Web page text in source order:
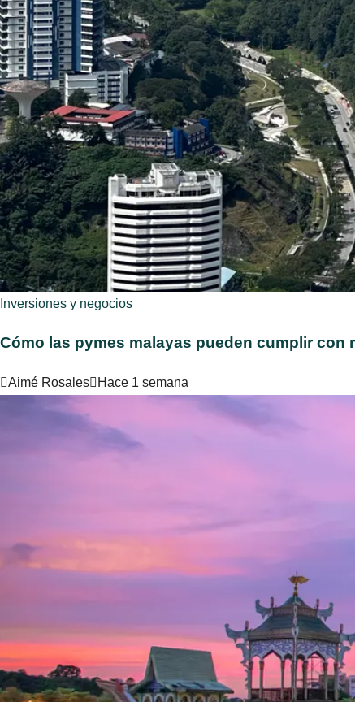
Inversiones y negocios
Cómo las pymes malayas pueden cumplir
Aimé Rosales Hace 1 semana